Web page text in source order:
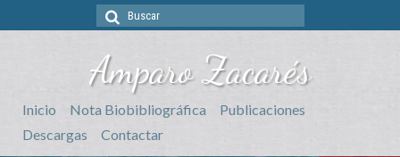
Buscar
Amparo Zacarés
Inicio Nota Biobibliográfica
Publicaciones
Descargas
Contactar